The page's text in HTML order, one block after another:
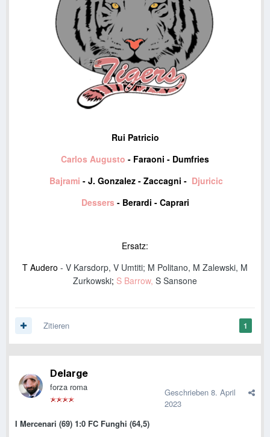
Rui Patricio
Carlos Augusto - Faraoni - Dumfries
Bajrami - J. Gonzalez - Zaccagni - Djuricic
Dessers - Berardi - Caprari
Ersatz:
T Audero - V Karsdorp, V Umtiti; M Politano, M Zalewski, M
Zurkowski; S Barrow, S Sansone
1
Zitieren
Delarge
forza roma Geschrieben 8. April
2023
I Mercenari (69) 1:0 FC Funghi (64,5)